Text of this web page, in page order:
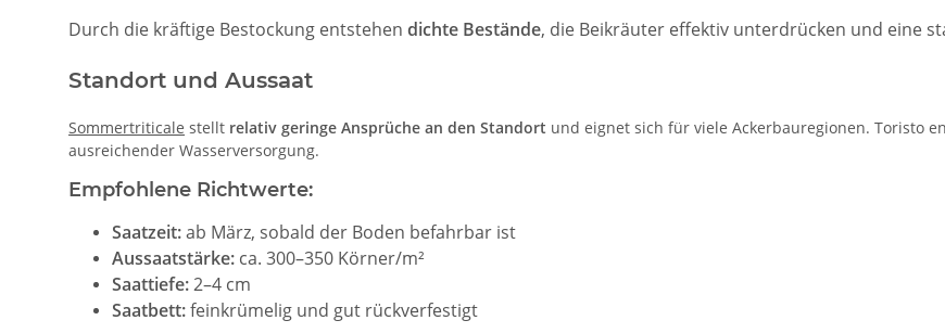
Durch die kräftige Bestockung entstehen dichte Bestände, die Beikräuter effektiv unterdrücken und eine
Standort und Aussaat
Sommertriticale stellt relativ geringe Ansprüche an den Standort und eignet sich für viele Ackerbauregionen. Toristo
ausreichender Wasserversorgung.
Empfohlene Richtwerte:
Saatzeit:ab März, sobald der Boden befahrbar ist
Aussaatstärke: ca. 300–350 Körner/m²
Saattiefe:2–4 cm
Saatbett:feinkrümelig und gut rückverfestigt